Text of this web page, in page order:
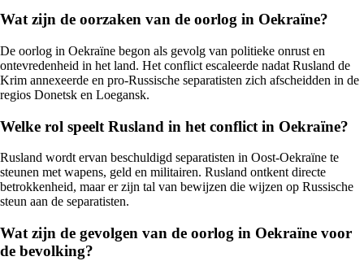
Wat zijn de oorzaken van de oorlog in Oekraïne?
De oorlog in Oekraïne begon als gevolg van politieke onrust en
ontevredenheid in het land. Het conflict escaleerde nadat Rusland de
Krim annexeerde en pro-Russische separatisten zich afscheidden in de
regios Donetsk en Loegansk.
Welke rol speelt Rusland in het conflict in Oekraïne?
Rusland wordt ervan beschuldigd separatisten in Oost-Oekraïne te
steunen met wapens, geld en militairen. Rusland ontkent directe
betrokkenheid, maar er zijn tal van bewijzen die wijzen op Russische
steun aan de separatisten.
Wat zijn de gevolgen van de oorlog in Oekraïne voor
de bevolking?